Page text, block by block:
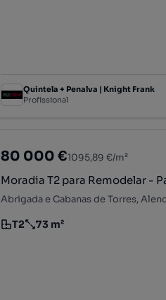
Quintela + Penalva | Knight Frank
Profissional
80 000 €1095,89 €/m²
Moradia T2 para Remodelar -
Abrigada e Cabanas de Torres,
Tipologia
T2
Preço por metro quadrado
73 m²